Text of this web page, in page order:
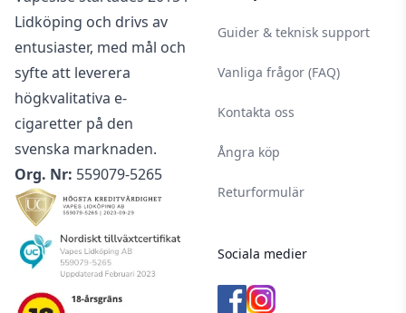
Vid kontakt av nikotin på huden bör du alltid
noggrant tvätta den av den del som
exponerats.
Använd gärna handskar och undvik att röra
dina ögon och ditt ansikte vid hantering av
nikotin.
Nikotin- & tobaksprodukter har en laglig
åldersgräns på 18 år.
Denna produkt är endast avsedd för vuxna
rökare.
För optimal livslängd på din nikotinvätska bör
den förvaras i 12 °C.
Lidköping och drivs av
entusiaster, med mål och
syfte att leverera
högkvalitativa e-
cigaretter på den
svenska marknaden.
Org. Nr: 559079-5265
Guider & teknisk support
Vanliga frågor (FAQ)
Kontakta oss
Ångra köp
Returformulär
Sociala medier